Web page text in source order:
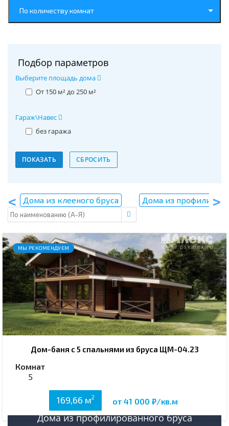
По количеству комнат
Подбор параметров
Выберите площадь дома
От 150 м² до 250 м²
Гараж\Навес
без гаража
Дома из клееного бруса Дома из
МЫ РЕКОМЕНДУЕМ
Дом-баня с 5 спальнями из бруса ЩМ-04.23
Комнат
5
169,66 м2 от 41 000 ₽/кв.м
Все проекты деревянных домов
Дома из газобетона
Дома из профилированного бруса